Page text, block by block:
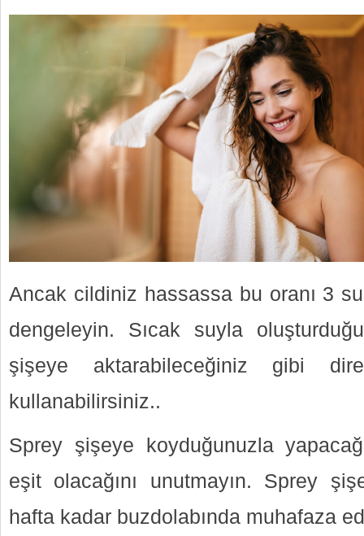
Ancak cildiniz hassassa bu oranı 3
dengeleyin. Sıcak suyla
şişeye aktarabileceğiniz gibi
kullanabilirsiniz..
Sprey şişeye koyduğunuzla
eşit olacağını unutmayın. Sprey
hafta kadar buzdolabında muhafaza